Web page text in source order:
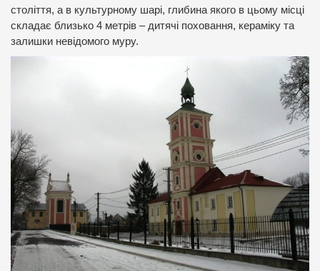
століття, а в культурному шарі, глибина якого в цьому місці
складає близько 4 метрів – дитячі поховання, кераміку та
залишки невідомого муру.